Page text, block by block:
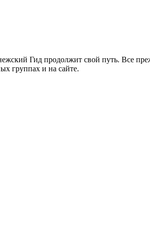
Гид продолжит свой путь. Все
группах и на сайте.